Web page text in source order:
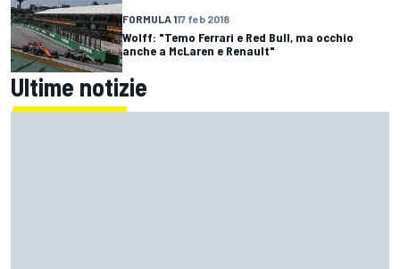
FORMULA 117 feb 2018
Wolff: "Temo Ferrari e Red Bull, ma occhio
anche a McLaren e Renault"
Ultime notizie